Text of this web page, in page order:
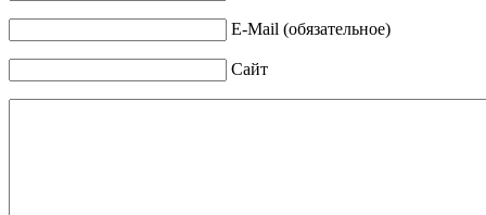
E-Mail (обязательное)
Сайт